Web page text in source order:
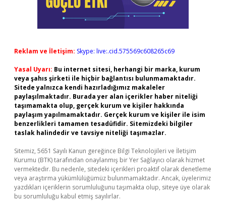
Reklam ve İletişim: Skype: live:.cid.575569c608265c69
Yasal Uyarı: Bu internet sitesi, herhangi bir marka, kurum
veya şahıs şirketi ile hiçbir bağlantısı bulunmamaktadır.
Sitede yalnızca kendi hazırladığımız makaleler
paylaşılmaktadır. Burada yer alan içerikler haber niteliği
taşımamakta olup, gerçek kurum ve kişiler hakkında
paylaşım yapılmamaktadır. Gerçek kurum ve kişiler ile isim
benzerlikleri tamamen tesadüfidir. Sitemizdeki bilgiler
taslak halindedir ve tavsiye niteliği taşımazlar.
Sitemiz, 5651 Sayılı Kanun gereğince Bilgi Teknolojileri ve İletişim
Kurumu (BTK) tarafından onaylanmış bir Yer Sağlayıcı olarak hizmet
vermektedir. Bu nedenle, sitedeki içerikleri proaktif olarak denetleme
veya araştırma yükümlülüğümüz bulunmamaktadır. Ancak, üyelerimiz
yazdıkları içeriklerin sorumluluğunu taşımakta olup, siteye üye olarak
bu sorumluluğu kabul etmiş sayılırlar.